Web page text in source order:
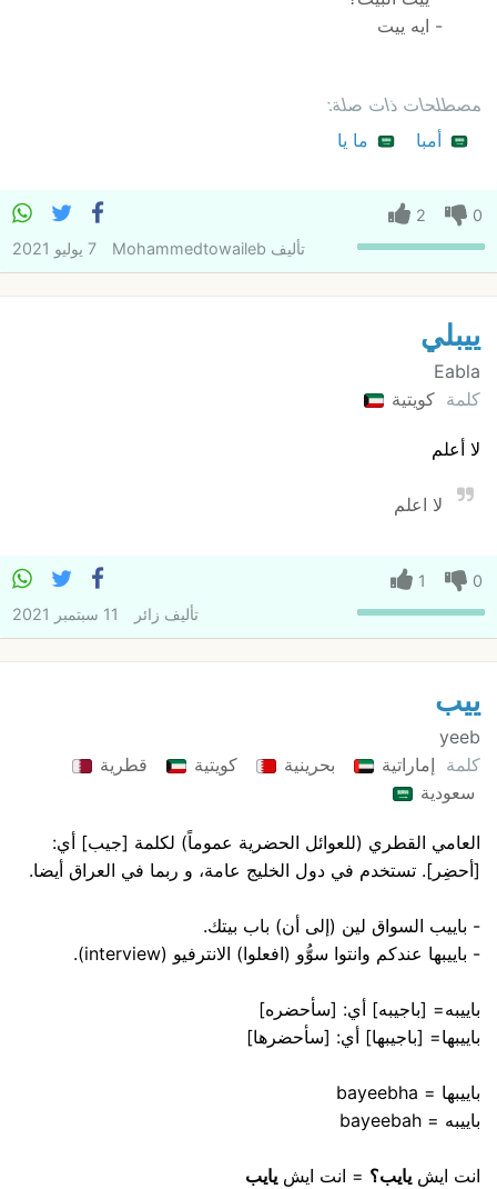
- ايه ييت
مصطلحات ذات صلة:
أمبا
ما يا
0
2
تأليف Mohammedtowaileb 7 يوليو 2021
ييبلي
Eabla
كلمة كويتية
لا أعلم
لا اعلم
0
1
تأليف زائر 11 سبتمبر 2021
ييب
yeeb
كلمة إماراتية بحرينية كويتية
قطرية
سعودية
العامي القطري (للعوائل الحضرية عموماً) لكلمة [جيب] أي:
[أحضِر]. تستخدم في دول الخليج عامة، و ربما في العراق أيضا.
- باييب السواق لين (إلى أن) باب بيتك.
- باييبها عندكم وانتوا سوُّو (افعلوا) الانترفيو (interview).
باييبه= [باجيبه] أي: [سأحضره]
باييبها= [باجيبها] أي: [سأحضرها]
باييبها = bayeebha
باييبه = bayeebah
انت ايش يايب؟ = انت ايش يايب